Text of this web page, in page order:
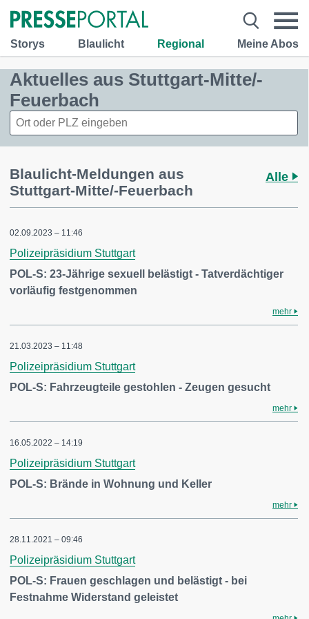
Storys Blaulicht Regional Meine Abos
Aktuelles aus Stuttgart-Mitte/-
Feuerbach
Blaulicht-Meldungen aus
Stuttgart-Mitte/-Feuerbach
Alle
02.09.2023 – 11:46
Polizeipräsidium Stuttgart
POL-S: 23-Jährige sexuell belästigt - Tatverdächtiger
vorläufig festgenommen
mehr
21.03.2023 – 11:48
Polizeipräsidium Stuttgart
POL-S: Fahrzeugteile gestohlen - Zeugen gesucht
mehr
16.05.2022 – 14:19
Polizeipräsidium Stuttgart
POL-S: Brände in Wohnung und Keller
mehr
28.11.2021 – 09:46
Polizeipräsidium Stuttgart
POL-S: Frauen geschlagen und belästigt - bei
Festnahme Widerstand geleistet